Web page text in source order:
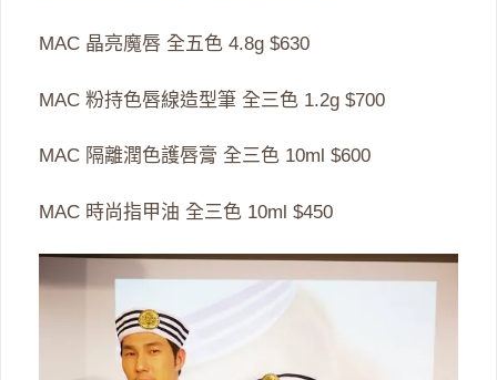
MAC 晶亮魔唇 全五色 4.8g $630
MAC 粉持色唇線造型筆 全三色 1.2g $700
MAC 隔離潤色護唇膏 全三色 10ml $600
MAC 時尚指甲油 全三色 10ml $450